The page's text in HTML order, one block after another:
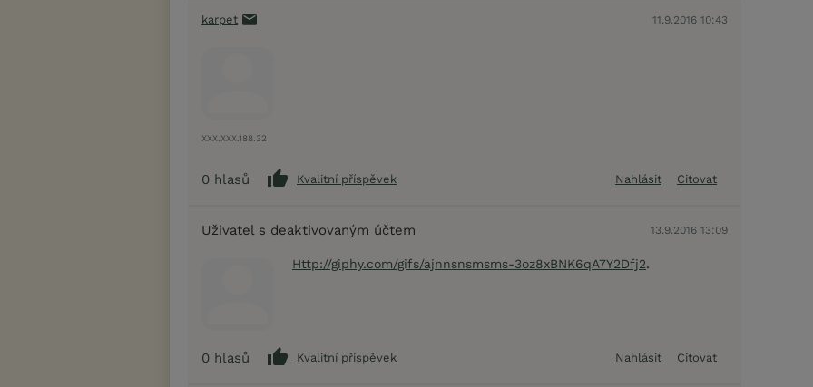
karpet 11.9.2016 10:43
XXX.XXX.188.32
0 hlasů Kvalitní příspěvek Nahlásit Citovat
Uživatel s deaktivovaným účtem 13.9.2016 13:09
Http://giphy.com/gifs/ajnnsnsmsms-3oz8xBNK6qA7Y2Dfj2.
0 hlasů Kvalitní příspěvek Nahlásit Citovat